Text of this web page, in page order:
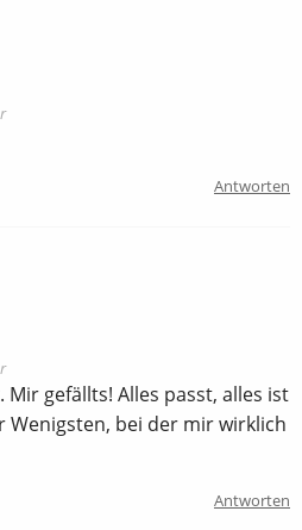
Antworten
gefällts! Alles passt, alles ist
Wenigsten, bei der mir wirklich
Antworten